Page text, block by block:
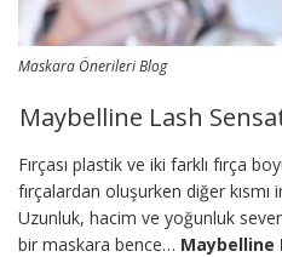
Maskara Önerileri Blog
Maybelline Lash
Fırçası plastik ve iki farklı fırça
fırçalardan oluşurken diğer
Uzunluk, hacim ve yoğunluk
bir maskara bence… Maybelline